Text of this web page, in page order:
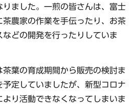
ました。一煎の皆さんは、富士
農家の作業を手伝ったり、お茶
などの開発を行ったりしていま
葉の育成期間から販売の検討ま
定していましたが、新型コロナ
より活動できなくなってしまいま